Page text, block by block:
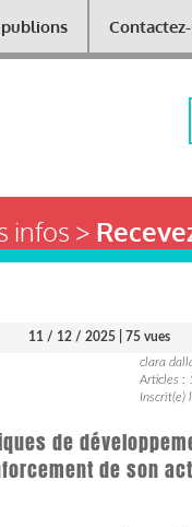
infos >
11 / 12 / 2025 | 75 vues
clara
Articles :
de
de son